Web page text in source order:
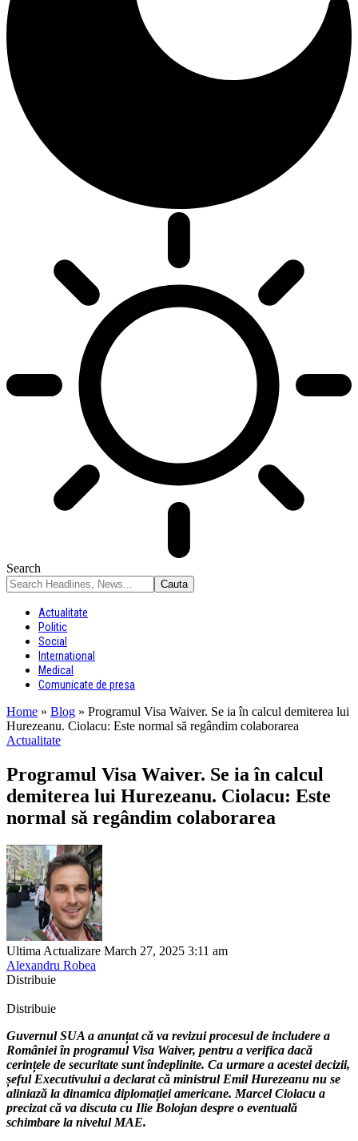
Search
Actualitate
Politic
Social
International
Medical
Comunicate de presa
Home » Blog » Programul Visa Waiver. Se ia în calcul demiterea lui
Hurezeanu. Ciolacu: Este normal să regândim colaborarea
Actualitate
Programul Visa Waiver. Se ia în calcul
demiterea lui Hurezeanu. Ciolacu: Este
normal să regândim colaborarea
Ultima Actualizare March 27, 2025 3:11 am
Alexandru Robea
Distribuie
Distribuie
Guvernul SUA a anunțat că va revizui procesul de includere a
României în programul Visa Waiver, pentru a verifica dacă
cerințele de securitate sunt îndeplinite. Ca urmare a acestei decizii,
șeful Executivului a declarat că ministrul Emil Hurezeanu nu se
aliniază la dinamica diplomației americane. Marcel Ciolacu a
precizat că va discuta cu Ilie Bolojan despre o eventuală
schimbare la nivelul MAE.